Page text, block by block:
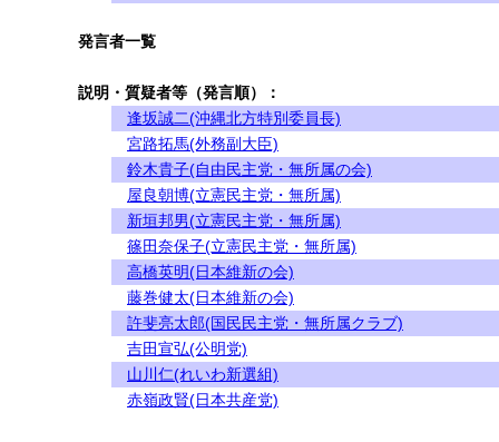
発言者一覧
説明・質疑者等（発言順）：
逢坂誠二(沖縄北方特別委員長)
宮路拓馬(外務副大臣)
鈴木貴子(自由民主党・無所属の会)
屋良朝博(立憲民主党・無所属)
新垣邦男(立憲民主党・無所属)
篠田奈保子(立憲民主党・無所属)
高橋英明(日本維新の会)
藤巻健太(日本維新の会)
許斐亮太郎(国民民主党・無所属クラブ)
吉田宣弘(公明党)
山川仁(れいわ新選組)
赤嶺政賢(日本共産党)